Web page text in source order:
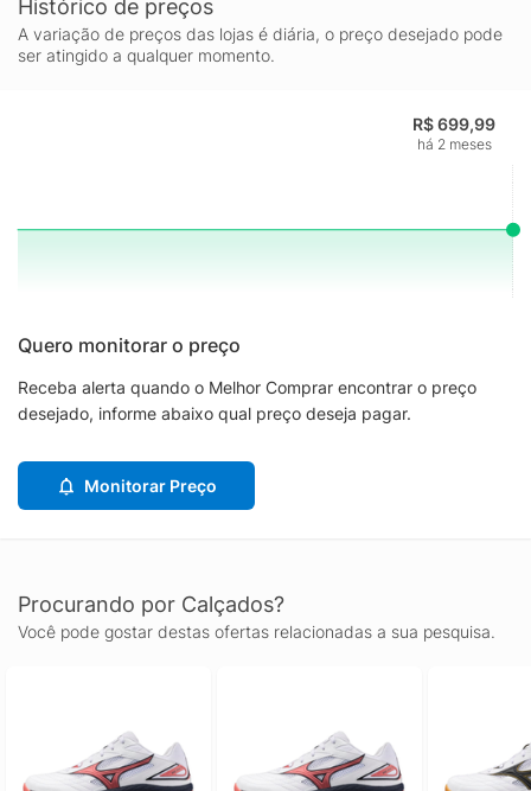
Histórico de preços
A variação de preços das lojas é diária, o preço desejado pode
ser atingido a qualquer momento.
R$ 699,99
há 2 meses
Quero monitorar o preço
Receba alerta quando o Melhor Comprar encontrar o preço
desejado, informe abaixo qual preço deseja pagar.
Monitorar Preço
Procurando por Calçados?
Você pode gostar destas ofertas relacionadas a sua pesquisa.